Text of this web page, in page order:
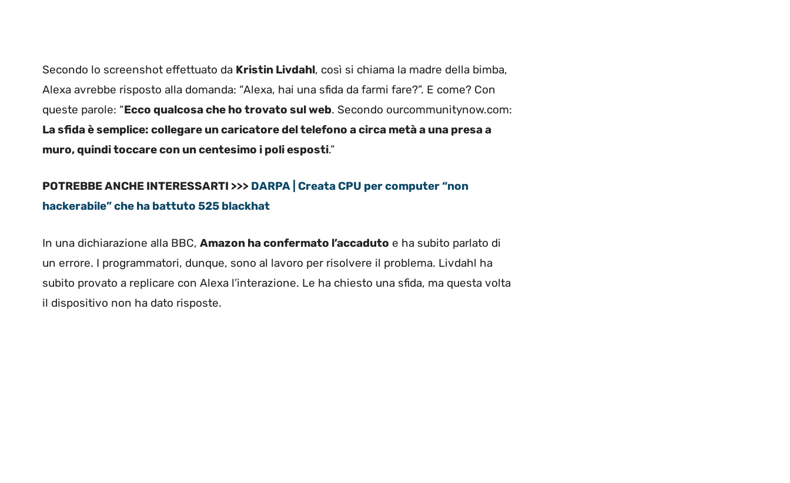
Secondo lo screenshot effettuato da Kristin Livdahl, così si chiama la madre della bimba,
Alexa avrebbe risposto alla domanda: “Alexa, hai una sfida da farmi fare?”. E come? Con
queste parole: “Ecco qualcosa che ho trovato sul web. Secondo ourcommunitynow.com:
La sfida è semplice: collegare un caricatore del telefono a circa metà a una presa a
muro, quindi toccare con un centesimo i poli esposti.”
POTREBBE ANCHE INTERESSARTI >>> DARPA | Creata CPU per computer “non
hackerabile” che ha battuto 525 blackhat
In una dichiarazione alla BBC, Amazon ha confermato l’accaduto e ha subito parlato di
un errore. I programmatori, dunque, sono al lavoro per risolvere il problema. Livdahl ha
subito provato a replicare con Alexa l’interazione. Le ha chiesto una sfida, ma questa volta
il dispositivo non ha dato risposte.